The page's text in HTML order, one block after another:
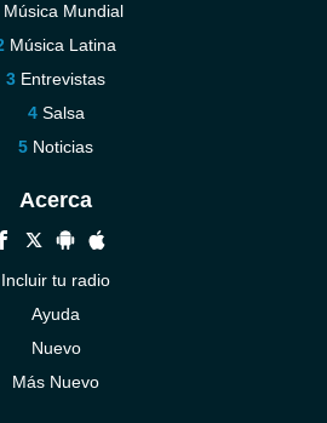
Música Mundial
Música Latina
Entrevistas
Salsa
Noticias
Acerca
Incluir tu radio
Ayuda
Nuevo
Más Nuevo